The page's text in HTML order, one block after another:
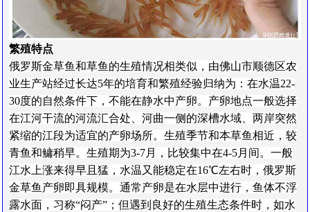
繁殖特点
俄罗斯金草鱼和草鱼的生殖情况相类似，由佛山市顺德区农
业生产站经过长达5年的培育和繁殖经验归纳为 ： 在水温22-
30度的自然条件下，不能在静水中产卵。产卵地点一般选择
在江河干流的河流汇合处、河曲一侧的深槽水域、两岸突然
紧缩的江段为适宜的产卵场所。生殖季节和本草鱼相近，较
青鱼和鳙稍早。生殖期为3-7月，比较集中在4-5月间。一般
江水上涨来得早且猛，水温又能稳定在16℃左右时，俄罗斯
金草鱼产卵即具规模。通常产卵是在水层中进行，鱼体不浮
露水面，习称“闷产”；但遇到良好的生殖生态条件时，如水